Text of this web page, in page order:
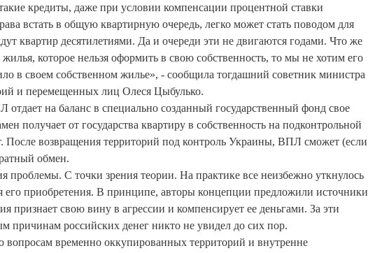
кредиты, даже при условии компенсации процентной ставки
встать в общую квартирную очередь, легко может стать поводом для
квартир десятилетиями. Да и очереди эти не двигаются годами. Что же
которое нельзя оформить в свою собственность, то мы не хотим его
в своем собственном жилье», - сообщила тогдашний советник министра
и перемещенных лиц Олеся Цыбулько.
на баланс в специально созданный государственный фонд свое
получает от государства квартиру в собственность на подконтрольной
После возвращения территорий под контроль Украины, ВПЛ сможет (если
обмен.
проблемы. С точки зрения теории. На практике все неизбежно уткнулось
его приобретения. В принципе, авторы концепции предложили источники
признает свою вину в агрессии и компенсирует ее деньгами. За эти
российских денег никто не увидел до сих пор.
вопросам временно оккупированных территорий и внутренне